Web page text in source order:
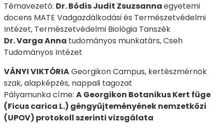
Témavezető: Dr. Bódis Judit Zsuzsannaegyetemi
docens MATE Vadgazdálkodási és Természetvédelmi
Intézet, Természetvédelmi Biológia Tanszék
Dr. Varga Anna tudományos munkatárs, Cseh
Tudományos Intézet
VÁNYI VIKTÓRIAGeorgikon Campus, kertészmérnök
szak, alapképzés, nappali tagozat
Pályamunka címe: A Georgikon Botanikus Kert füge
(Ficus carica L.) géngyűjteményének nemzetközi
(UPOV) protokoll szerinti vizsgálata